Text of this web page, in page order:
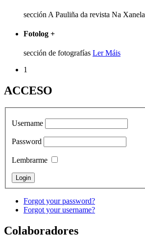
sección A Pauliña da revista Na Xanela
Fotolog +
sección de fotografías Ler Máis
1
ACCESO
Username
Password
Lembrarme
Forgot your password?
Forgot your username?
Colaboradores